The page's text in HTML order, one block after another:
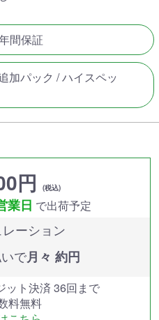
間保証
加パック / ハイスペッ
円 (税込)
業日 で出荷予定
ーション
で月々 約円
ット決済 36回まで
料無料